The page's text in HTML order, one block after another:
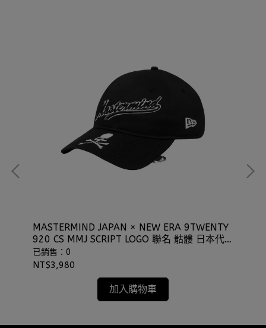
MASTERMIND JAPAN × NEW ERA 9TWENTY
920 CS MMJ SCRIPT LOGO 聯名 骷髏 日本代
購 ⫷ScrewCap⫸
已銷售：0
NT$3,980
加入購物車